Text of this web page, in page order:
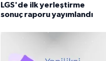
LGS'de ilk yerleştirme
sonuç raporu yayımlandı